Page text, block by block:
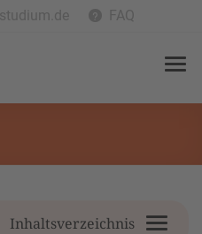
FAQ
Inhaltsverzeichnis